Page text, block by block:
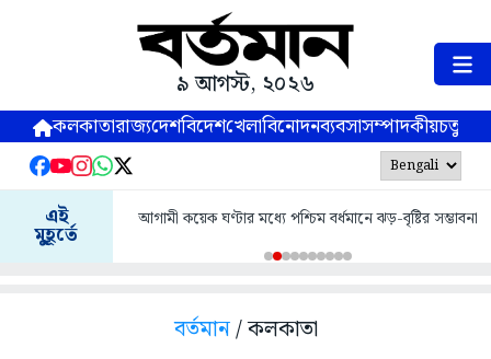
৯ আগস্ট, ২০২৬
কলকাতারাজ্যদেশবিদেশখেলাবিনোদনব্যবসাসম্পাদকীয়
এই
মুহূর্তে
আগামী কয়েক ঘণ্টার মধ্যে পশ্চিম বর্ধমানে ঝড়-বৃষ্টির সম্ভাবনা
বর্তমান/ কলকাতা